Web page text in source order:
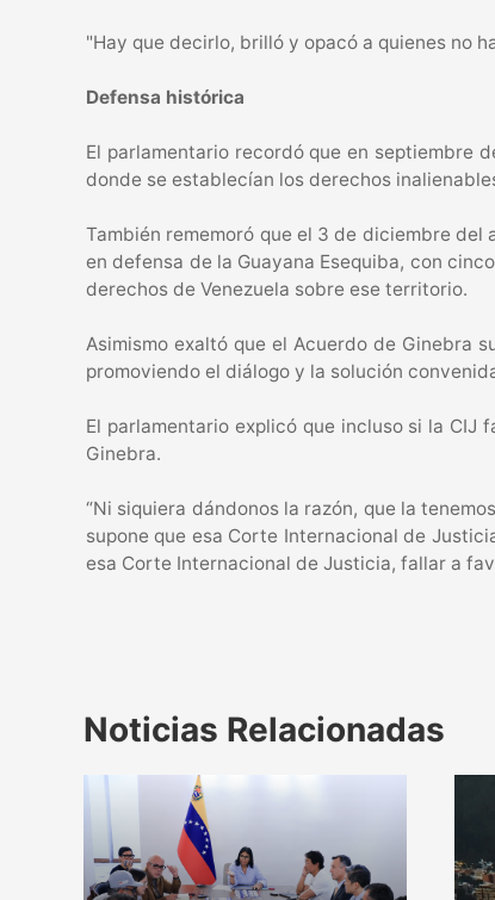
"Hay que decirlo, brilló y opacó a quienes no
Defensa histórica
El parlamentario recordó que en septiembre
donde se establecían los derechos
También rememoró que el 3 de diciembre
en defensa de la Guayana Esequiba, con
derechos de Venezuela sobre ese territorio.
Asimismo exaltó que el Acuerdo de Ginebra
promoviendo el diálogo y la solución
El parlamentario explicó que incluso si la
Ginebra.
“Ni siquiera dándonos la razón, que la
supone que esa Corte Internacional de
esa Corte Internacional de Justicia, fallar a
Noticias Relacionadas